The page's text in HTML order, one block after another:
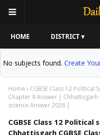
HOME DISTRICT ▾
No subjects found. Create
Home CGBSE Class 12 Political
Chapter 9 Answer | Chhattisgarh
science Answer 2026 |
CGBSE Class 12
Chhattisgarh CGBSE